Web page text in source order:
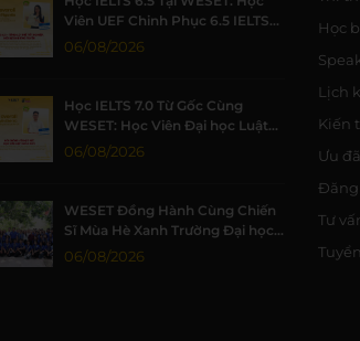
Viên UEF Chinh Phục 6.5 IELTS
Nhờ Môi Trường Học Tập Chất
06/08/2026
Học IELTS 7.0 Từ Gốc Cùng
WESET: Học Viên Đại học Luật
TP.HCM Đạt 7.0 IELTS
06/08/2026
WESET Đồng Hành Cùng Chiến
Sĩ Mùa Hè Xanh Trường Đại học
Khoa học Tự nhiên, ĐHQG-HCM
06/08/2026
Học
Lịch
Kiến
Ưu
Đăng
Tư